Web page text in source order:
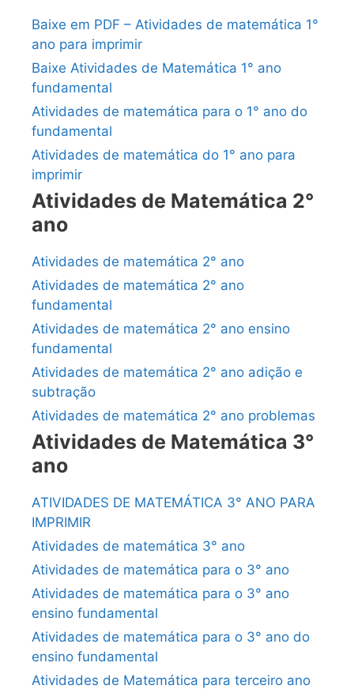
Baixe em PDF – Atividades de matemática 1°
ano para imprimir
Baixe Atividades de Matemática 1° ano
fundamental
Atividades de matemática para o 1° ano do
fundamental
Atividades de matemática do 1° ano para
imprimir
Atividades de Matemática 2°
ano
Atividades de matemática 2° ano
Atividades de matemática 2° ano
fundamental
Atividades de matemática 2° ano ensino
fundamental
Atividades de matemática 2° ano adição e
subtração
Atividades de matemática 2° ano problemas
Atividades de Matemática 3°
ano
ATIVIDADES DE MATEMÁTICA 3° ANO PARA
IMPRIMIR
Atividades de matemática 3° ano
Atividades de matemática para o 3° ano
Atividades de matemática para o 3° ano
ensino fundamental
Atividades de matemática para o 3° ano do
ensino fundamental
Atividades de Matemática para terceiro ano